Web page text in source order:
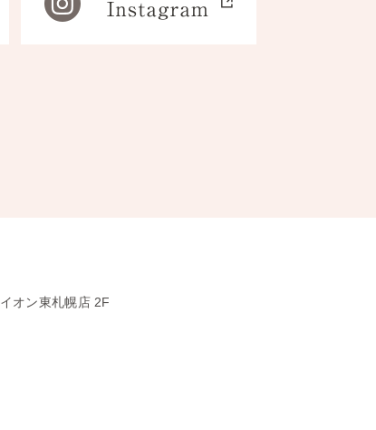
イオン東札幌店 2F